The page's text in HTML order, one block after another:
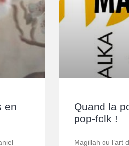
en
Quand la
pop-folk !
Magillah ou l’art